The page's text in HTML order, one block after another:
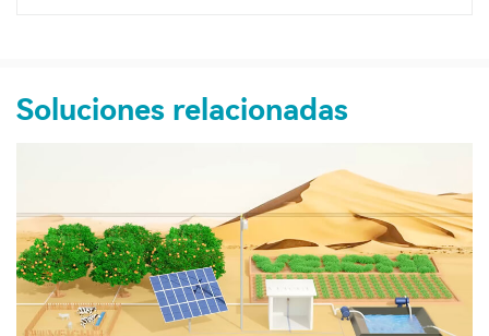
Soluciones relacionadas